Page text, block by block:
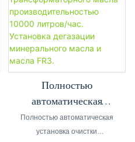
требует системы подогрева.
Данный агрегат также оснащен
системой обесцвечивания и
системой дезодорации, что
позволяет эффективно удалять
Полностью
автоматическая
установка по очистке
трансформаторного масла
Полностью автоматическая
установка очистки